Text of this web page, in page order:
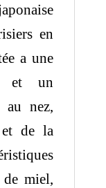
en
a une
et un
au nez,
de la
miel,